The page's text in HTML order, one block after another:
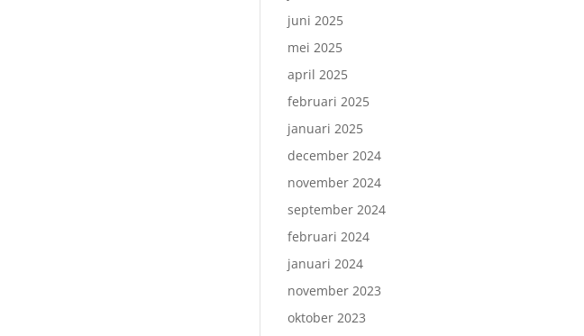
juni 2025
mei 2025
april 2025
februari 2025
januari 2025
december 2024
november 2024
september 2024
februari 2024
januari 2024
november 2023
oktober 2023